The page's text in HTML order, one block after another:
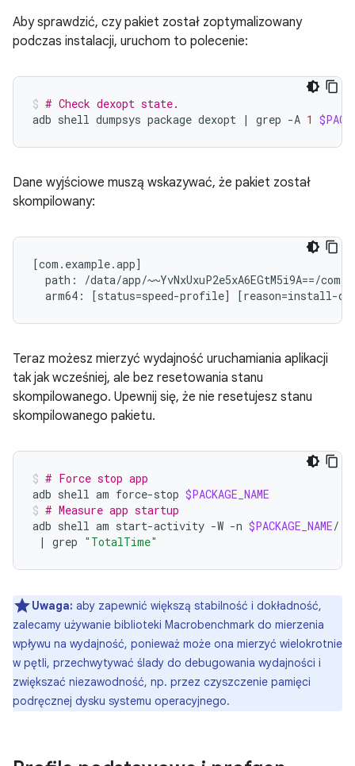
Aby sprawdzić, czy pakiet został zoptymalizowany
podczas instalacji, uruchom to polecenie:
# Check dexopt state.
adb shell dumpsys package dexopt | grep -A 1
Dane wyjściowe muszą wskazywać, że pakiet został
skompilowany:
[com.example.app]
path: /data/app/~~YvNxUxuP2e5xA6EGtM5i9A==/
Teraz możesz mierzyć wydajność uruchamiania aplikacji
tak jak wcześniej, ale bez resetowania stanu
skompilowanego. Upewnij się, że nie resetujesz stanu
skompilowanego pakietu.
# Force stop app
adb shell am force-stop $PACKAGE_NAME
# Measure app startup
adb shell am start-activity -W -n $PACKAGE_NAME/
|
grep "TotalTime"
Uwaga: aby zapewnić większą stabilność i dokładność,
zalecamy używanie biblioteki Macrobenchmark do mierzenia
wpływu na wydajność, ponieważ może ona mierzyć wielokrotnie
w pętli, przechwytywać ślady do debugowania wydajności i
zwiększać niezawodność, np. przez czyszczenie pamięci
podręcznej dysku systemu operacyjnego.